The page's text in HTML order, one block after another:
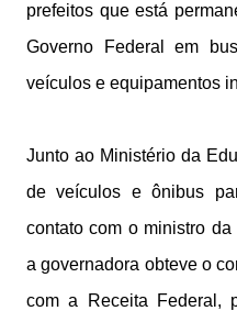
prefeitos que está
Governo Federal em
veículos e equipamentos
Junto ao Ministério da
de veículos e ônibus
contato com o ministro
a governadora obteve o
com a Receita Federal,